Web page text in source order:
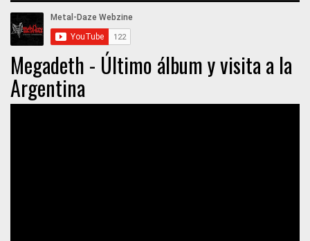
Megadeth - Último álbum y visita a la
Argentina